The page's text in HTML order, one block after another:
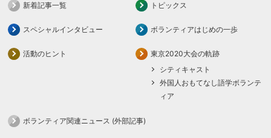
新着記事一覧 トピックス
スペシャルインタビュー ボランティアはじめの一歩
活動のヒント
東京2020大会の軌跡
シティキャスト
外国人おもてなし語学ボランテ
ィア
ボランティア関連ニュース (外部記事)